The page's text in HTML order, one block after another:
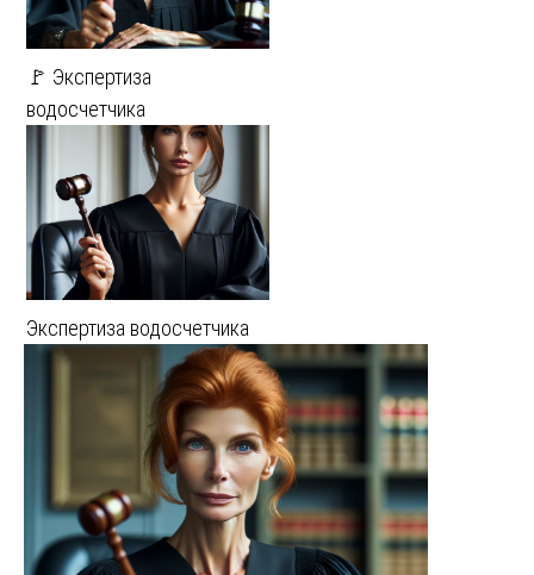
🚩 Экспертиза
водосчетчика
Экспертиза водосчетчика